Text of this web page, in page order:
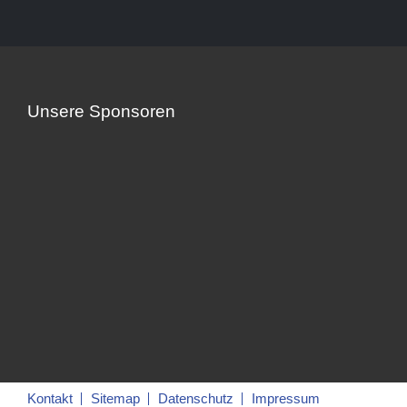
Unsere Sponsoren
Kontakt Sitemap Datenschutz Impressum